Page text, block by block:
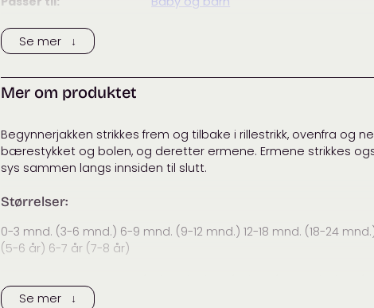
Merke:
Kategorier:
Se mer ↓
Mer om produktet
Begynnerjakken strikkes frem og tilbake i rillestrikk, ovenfra og
bærestykket og bolen, og deretter ermene. Ermene strikkes
sys sammen langs innsiden til slutt.
Størrelser:
0-3 mnd. (3-6 mnd.) 6-9 mnd. (9-12 mnd.) 12-18 mnd. (18-24
(5-6 år) 6-7 år (7-8 år)
Jakkens overvidde:
Se mer ↓